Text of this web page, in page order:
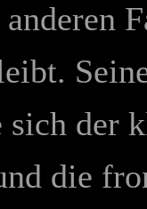
der
die